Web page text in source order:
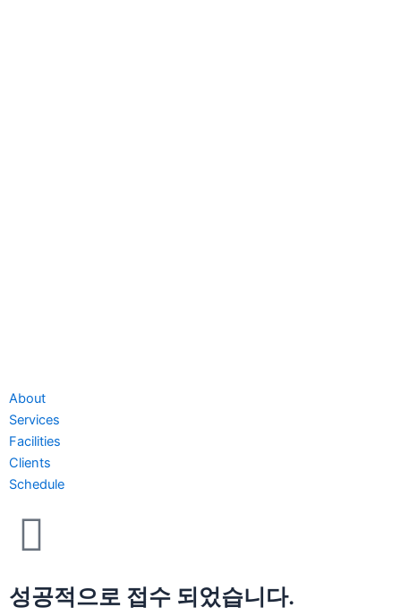
About
Services
Facilities
Clients
Schedule
성공적으로 접수 되었습니다.